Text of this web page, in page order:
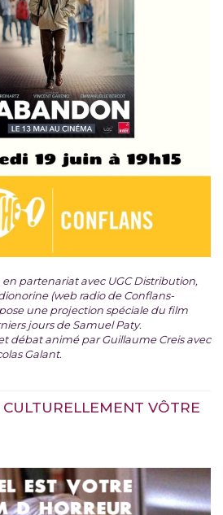
partenariat avec UGC Distribution,
(web radio de Conflans-
une projection spéciale du film
jours de Samuel Paty.
débat animé par Guillaume Creis avec
Galant.
CULTURELLEMENT VÔTRE